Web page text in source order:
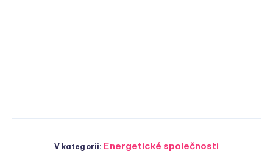
V kategorii: Energetické společnosti